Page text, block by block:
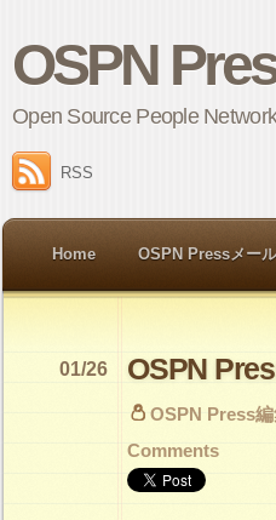
OSPN
Open Source People
RSS
Home OSPN Pressメー
OSPN
01/26
OSPN Press
Comments